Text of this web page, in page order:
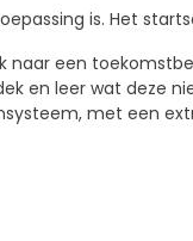
is. Het
naar een
en leer wat deze
met een